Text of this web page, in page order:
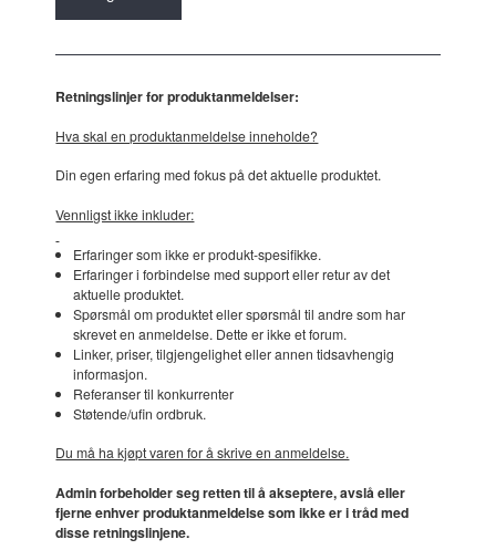
Retningslinjer for produktanmeldelser:
Hva skal en produktanmeldelse inneholde?
Din egen erfaring med fokus på det aktuelle produktet.
Vennligst ikke inkluder:
Erfaringer som ikke er produkt-spesifikke.
Erfaringer i forbindelse med support eller retur av det
aktuelle produktet.
Spørsmål om produktet eller spørsmål til andre som har
skrevet en anmeldelse. Dette er ikke et forum.
Linker, priser, tilgjengelighet eller annen tidsavhengig
informasjon.
Referanser til konkurrenter
Støtende/ufin ordbruk.
Du må ha kjøpt varen for å skrive en anmeldelse.
Admin forbeholder seg retten til å akseptere, avslå eller
fjerne enhver produktanmeldelse som ikke er i tråd med
disse retningslinjene.